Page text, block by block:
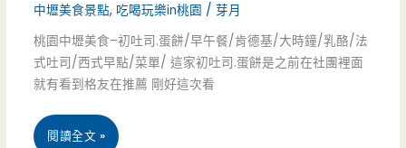
業）
餐/
下
午
茶/
街
無
名
中壢美食景點, 吃喝玩樂in桃園 /芽月
桃園中壢美食–初吐司.蛋餅/早午餐/肯德基/大時鐘/乳酪/法
式吐司/西式早點/菜單/ 這家初吐司.蛋餅是之前在社團裡面
就有看到格友在推薦 剛好這次看
桃
閱讀全文 »